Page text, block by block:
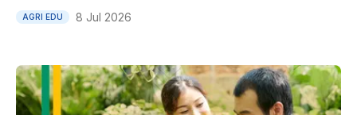
AGRI EDU 8 Jul 2026